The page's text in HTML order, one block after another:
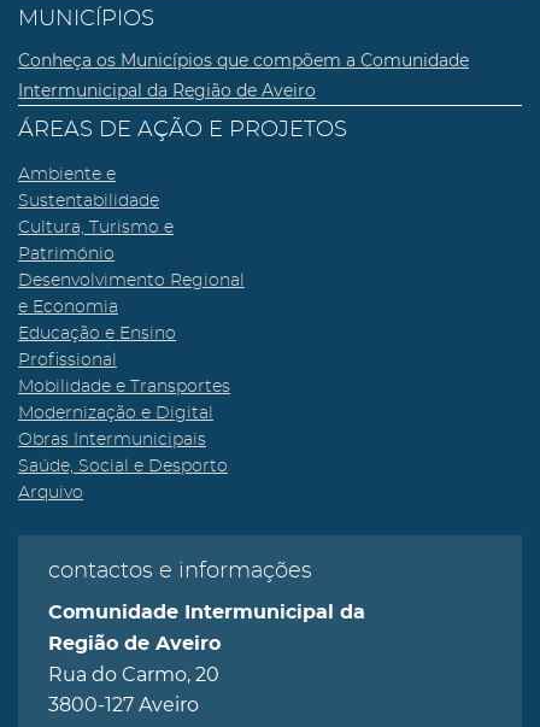
MUNICÍPIOS
Conheça os Municípios que compõem a Comunidade
Intermunicipal da Região de Aveiro
ÁREAS DE AÇÃO E PROJETOS
Ambiente e
Sustentabilidade
Cultura, Turismo e
Património
Desenvolvimento Regional
e Economia
Educação e Ensino
Profissional
Mobilidade e Transportes
Modernização e Digital
Obras Intermunicipais
Saúde, Social e Desporto
Arquivo
contactos e informações
Comunidade Intermunicipal da
Região de Aveiro
Rua do Carmo, 20
3800-127 Aveiro